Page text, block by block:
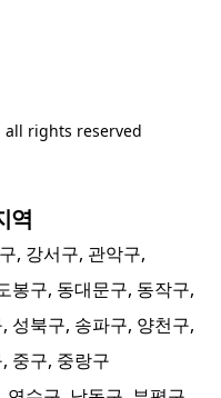
all rights reserved
역
, 강서구, 관악구,
봉구, 동대문구, 동작구,
성북구, 송파구, 양천구,
중구, 중랑구